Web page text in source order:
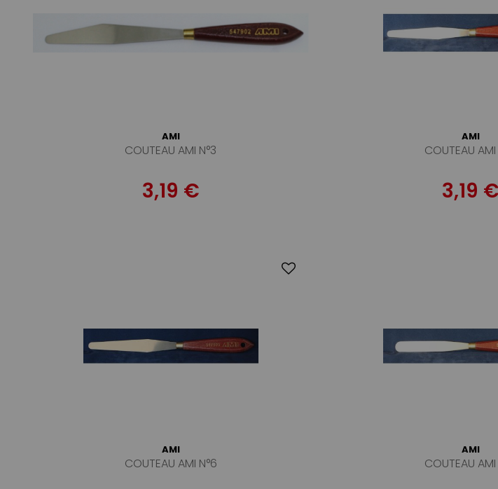
AMI
COUTEAU AMI N°3
3,19 €
AMI
COUTEAU
3,19 €
AMI
COUTEAU AMI N°6
AMI
COUTEAU AMI